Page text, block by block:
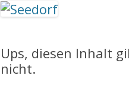
Ups, diesen Inhalt
nicht.